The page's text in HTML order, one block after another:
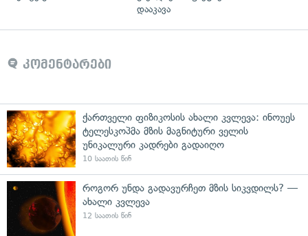
დააკავა
კომენტარები
ქართველი ფიზიკოსის ახალი კვლევა: ინოუეს
ტელესკოპმა მზის მაგნიტური ველის
უნიკალური კადრები გადაიღო
10 საათის წინ
როგორ უნდა გადავურჩეთ მზის სიკვდილს? —
ახალი კვლევა
12 საათის წინ